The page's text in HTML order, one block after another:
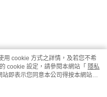
用 cookie 方式之詳情，及若您不希
cookie 設定，請參閱本網站「 隱私
即表示您同意本公司得按本網站使